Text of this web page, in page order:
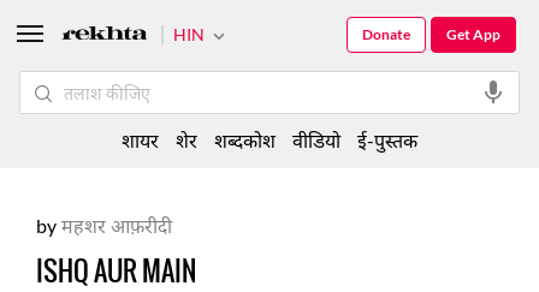
byमहशर आफ़रीदी
ISHQ AUR MAIN
HIN Get App
Donate
शायर शेर शब्दकोश वीडियो ई-पुस्तक